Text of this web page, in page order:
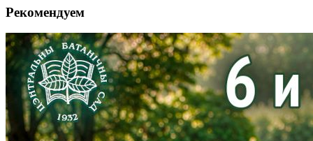
Рекомендуем